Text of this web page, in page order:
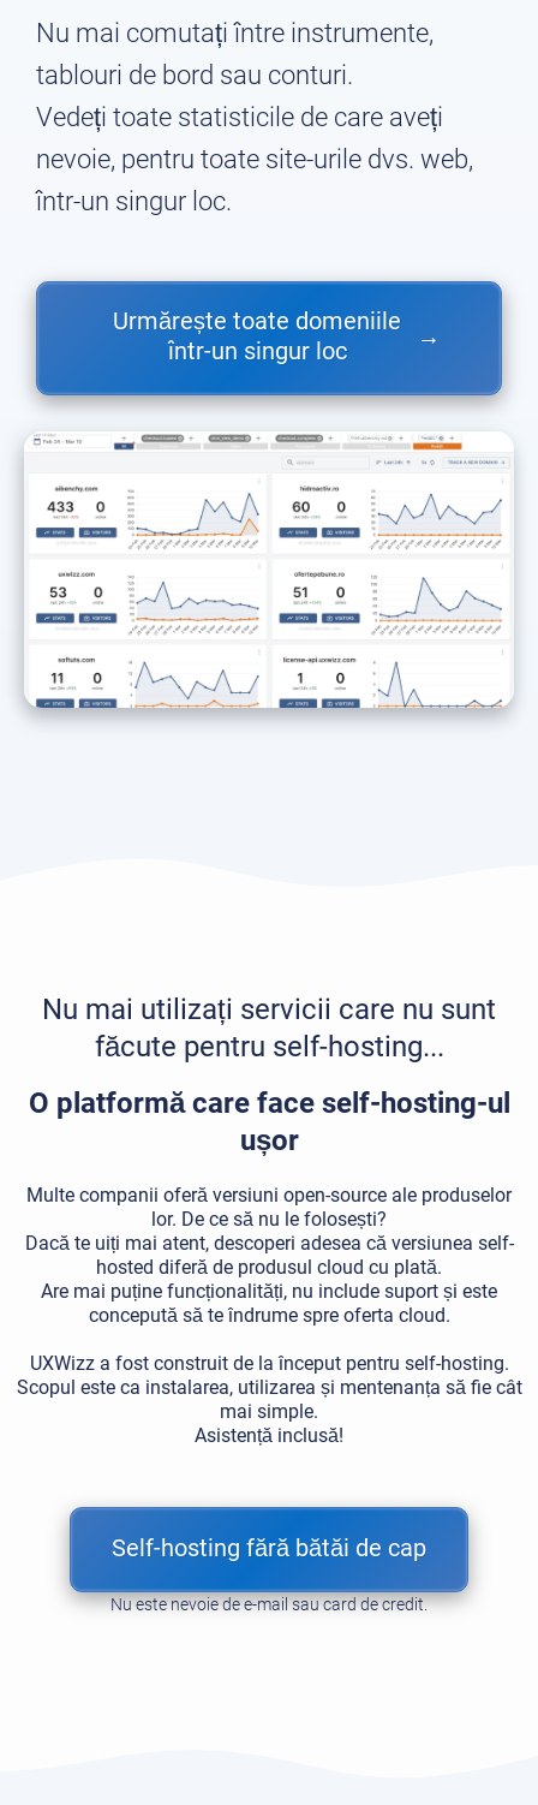
Nu mai comutați între instrumente,
tablouri de bord sau conturi.
Vedeți toate statisticile de care aveți
nevoie, pentru toate site-urile dvs. web,
într-un singur loc.
Urmărește toate domeniile
într-un singur loc
→
Nu mai utilizați servicii care nu sunt
făcute pentru self-hosting...
O platformă care face self-hosting-ul
ușor
Multe companii oferă versiuni open-source ale produselor
lor. De ce să nu le folosești?
Dacă te uiți mai atent, descoperi adesea că versiunea self-
hosted diferă de produsul cloud cu plată.
Are mai puține funcționalități, nu include suport și este
concepută să te îndrume spre oferta cloud.
UXWizz a fost construit de la început pentru self-hosting.
Scopul este ca instalarea, utilizarea și mentenanța să fie cât
mai simple.
Asistență inclusă!
Self-hosting fără bătăi de cap
Nu este nevoie de e-mail sau card de credit.